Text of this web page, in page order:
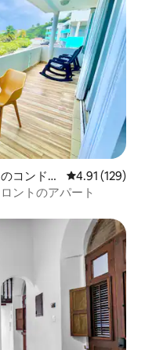
コンドミ
レビュー129
4.91 (129)
ントのアパート